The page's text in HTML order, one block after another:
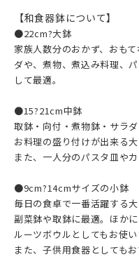
【和食器鉢について】
●22cm?大鉢
家族人数分のおかず、おも
ダや、煮物、煮込み料理、
して最適。
●15?21cm中鉢
取鉢・向付・煮物鉢・サラ
お料理の盛り付けが出来る大
また、一人分のパスタ皿や
●9cm?14cmサイズの小鉢
毎日の食卓で一番活躍する
副菜鉢や取鉢に最適。ほか
ルーツボウルとしてもお使い
また、子供用食器としてもお